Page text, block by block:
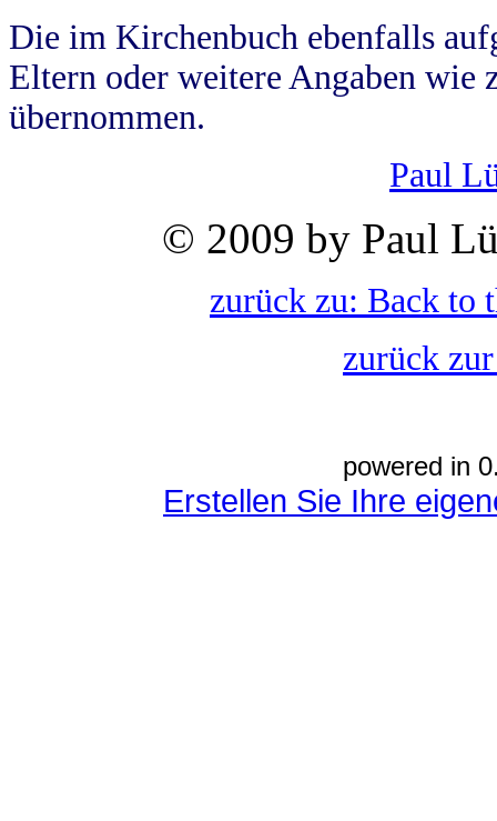
Die im Kirchenbuch ebenfalls
Eltern oder weitere Angaben wie
übernommen.
Paul
© 2009 by Paul
zurück zu: Back to
zurück
powered in
Erstellen Sie Ihre